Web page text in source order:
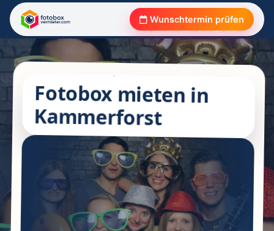
Wunschtermin prüfen
Fotobox mieten in
Kammerforst